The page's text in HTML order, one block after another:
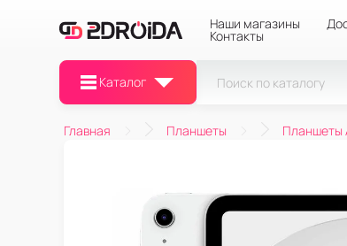
Наши магазины
Контакты
Каталог
Главная Планшеты Планшеты